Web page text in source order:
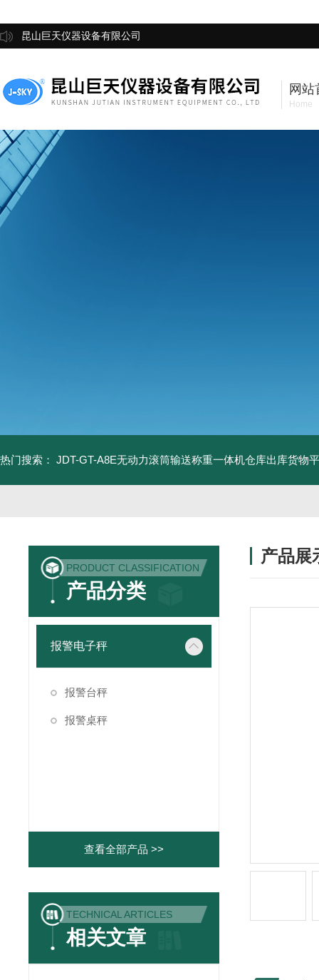
昆山巨天仪器设备有限公司
网站
Home
热门搜索： JDT-GT-A8E无动力滚筒输送称重一体机仓库出库货物
PRODUCT CLASSIFICATION
产品分类
报警电子秤
报警台秤
报警桌秤
查看全部产品 >>
TECHNICAL ARTICLES
相关文章
产品展